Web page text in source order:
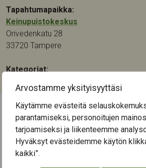
Arvostamme yksityisyyttäsi
Käytämme evästeitä
parantamiseksi, personoitujen
tarjoamiseksi ja liikenteemme
Hyväksyt evästeidemme käytön
kaikki”.
Tapahtumapaikka:
Keinupuistokeskus
Orivedenkatu 28
33720 Tampere
Kategoriat:
← Näytä kaikki